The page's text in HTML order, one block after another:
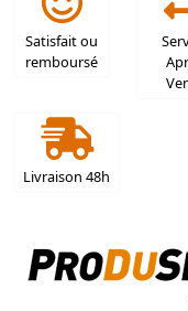
Satisfait ou
remboursé
Livraison 48h